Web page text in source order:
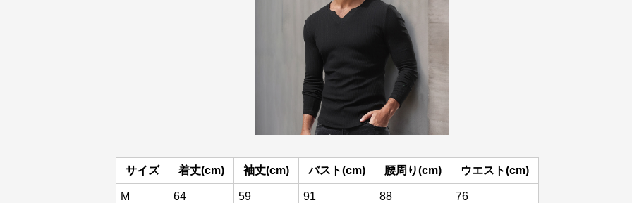
サイズ 着丈(cm) 袖丈(cm) バスト(cm) 腰周り(cm) ウエスト(cm)
M 64 59 91 88 76